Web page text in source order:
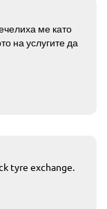
ме като
на услугите да
tyre exchange.